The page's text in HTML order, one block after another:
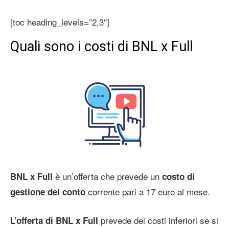
[toc heading_levels=”2,3″]
Quali sono i costi di BNL x Full
BNL x Full è un’offerta che prevede un costo di
gestione del conto corrente pari a 17 euro al mese.
L’offerta di BNL x Full prevede dei costi inferiori se si